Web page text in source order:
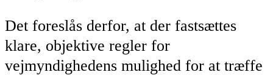
Det foreslås derfor, at der fastsættes
klare, objektive regler for
vejmyndighedens mulighed for at træffe